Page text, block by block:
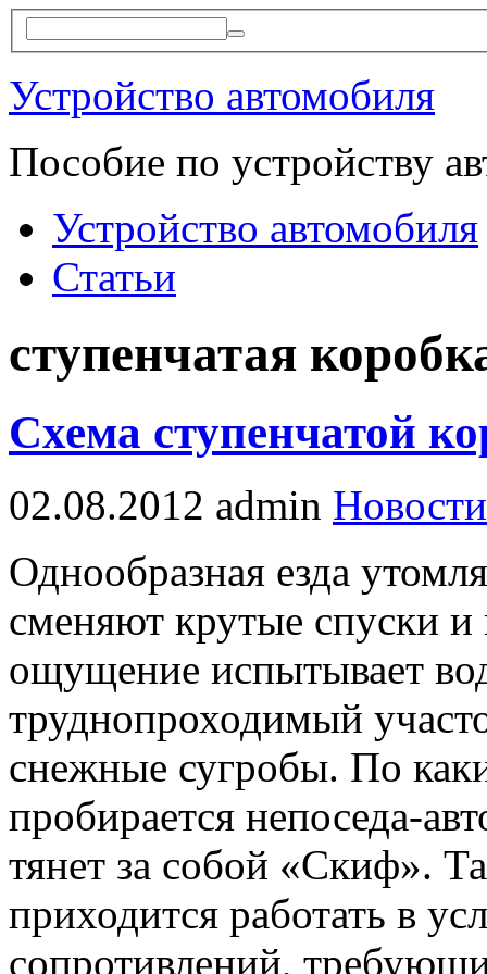
Устройство автомобиля
Пособие по устройству
Устройство автомобиля
Статьи
ступенчатая
Схема ступенчатой
02.08.2012 admin Новости
Однообразная езда
сменяют крутые спуски
ощущение испытывает
труднопроходимый
снежные сугробы. По
пробирается непоседа-
тянет за собой «Скиф».
приходится работать в
сопротивлений,